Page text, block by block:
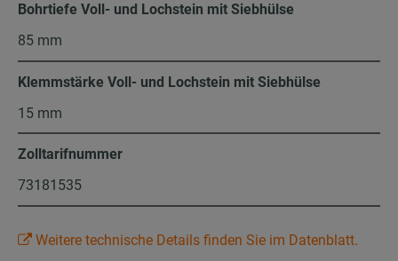
Bohrtiefe Voll- und Lochstein mit Siebhülse
85 mm
Klemmstärke Voll- und Lochstein mit Siebhülse
15 mm
Zolltarifnummer
73181535
Weitere technische Details finden Sie im Datenblatt.